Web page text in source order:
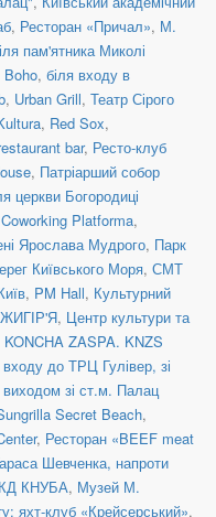
, Ресторан «Причал», М.
пам'ятника Миколі
Boho, біля входу в
, Urban Grill, Театр Сірого
, Red Sox,
bar, Ресто-клуб
, Патріарший собор
церкви Богородиці
Coworking Platforma,
Ярослава Мудрого, Парк
Київського Моря, СМТ
, PM Hall, Культурний
, Центр культури та
KONCHA ZASPA. KNZS
входу до ТРЦ Гулівер, зі
зі ст.м. Палац
Secret Beach,
, Ресторан «BEEF meat
Шевченка, напроти
КНУБА, Музей М.
яхт-клуб «Крейсерський»,